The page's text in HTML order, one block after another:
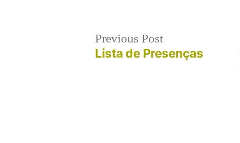
Previous PostPrevious
post:
Lista de Presenças